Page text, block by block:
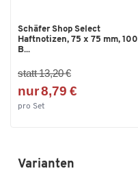
Schäfer Shop Select
Haftnotizen, 75 x 75 mm, 100
B...
statt 13,20 €
nur 8,79 €
pro Set
Varianten